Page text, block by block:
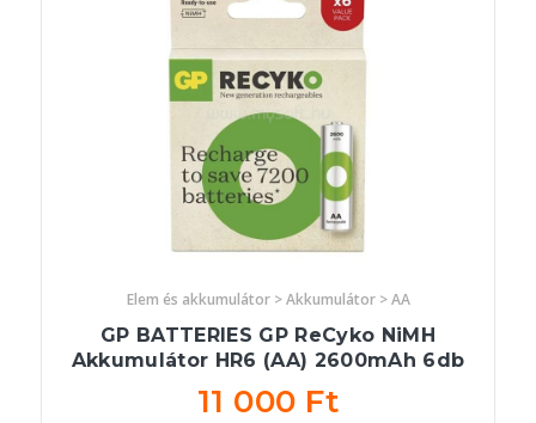
Elem és akkumulátor > Akkumulátor > AA
GP BATTERIES GP ReCyko NiMH
Akkumulátor HR6 (AA) 2600mAh 6db
11 000 Ft